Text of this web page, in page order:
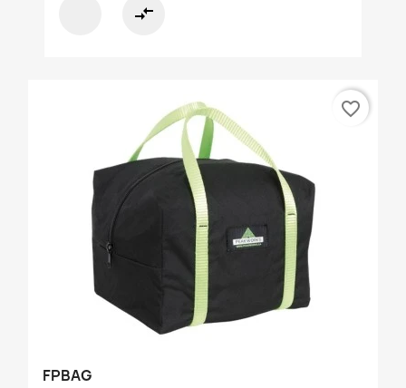
compare_arrows
FPBAG
favorite_border